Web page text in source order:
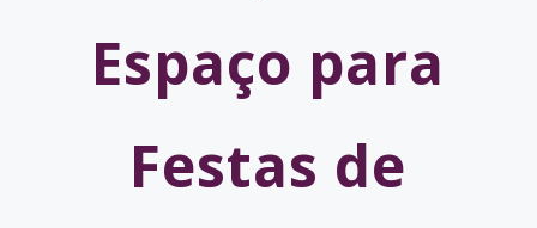
Espaço para
Festas de